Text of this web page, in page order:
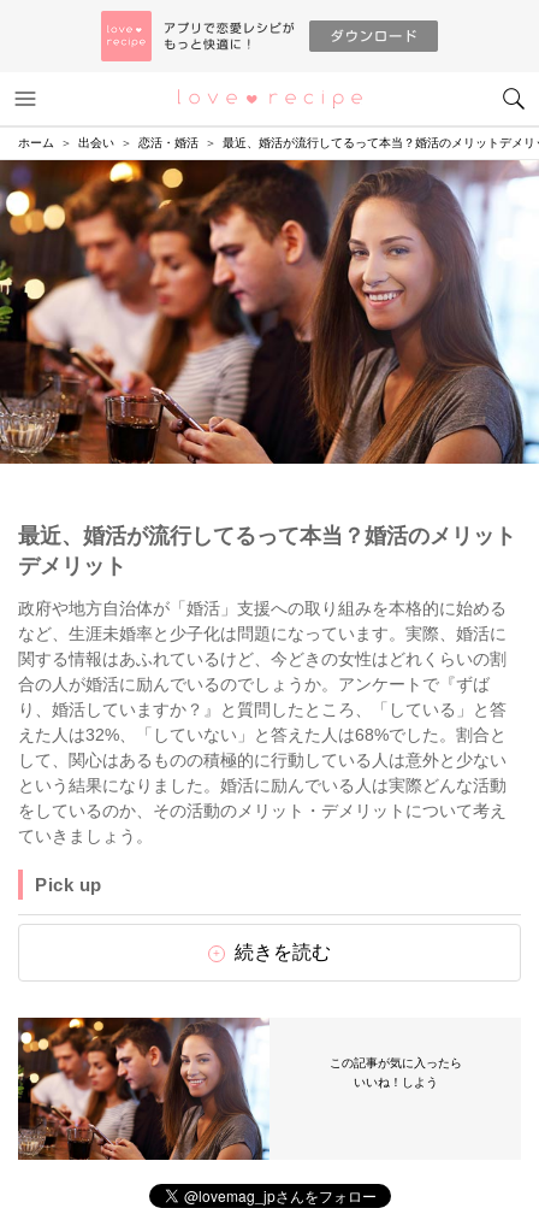
恋愛レシピ
ホーム 出会い 恋活・婚活 最近、婚活が流行してるって本当？婚活のメリットデメリ
最近、婚活が流行してるって本当？婚活のメリット
デメリット
政府や地方自治体が「婚活」支援への取り組みを本格的に始める
など、生涯未婚率と少子化は問題になっています。実際、婚活に
関する情報はあふれているけど、今どきの女性はどれくらいの割
合の人が婚活に励んでいるのでしょうか。アンケートで『ずば
り、婚活していますか？』と質問したところ、「している」と答
えた人は32%、「していない」と答えた人は68%でした。割合と
して、関心はあるものの積極的に行動している人は意外と少ない
という結果になりました。婚活に励んでいる人は実際どんな活動
をしているのか、その活動のメリット・デメリットについて考え
ていきましょう。
Pick up
続きを読む
この記事が気に入ったら
いいね！しよう